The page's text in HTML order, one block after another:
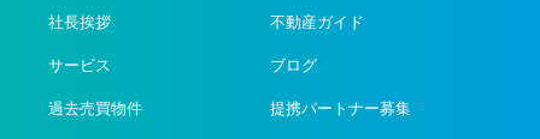
社長挨拶
サービス
過去売買物件
不動産ガイド
ブログ
提携パートナー募集